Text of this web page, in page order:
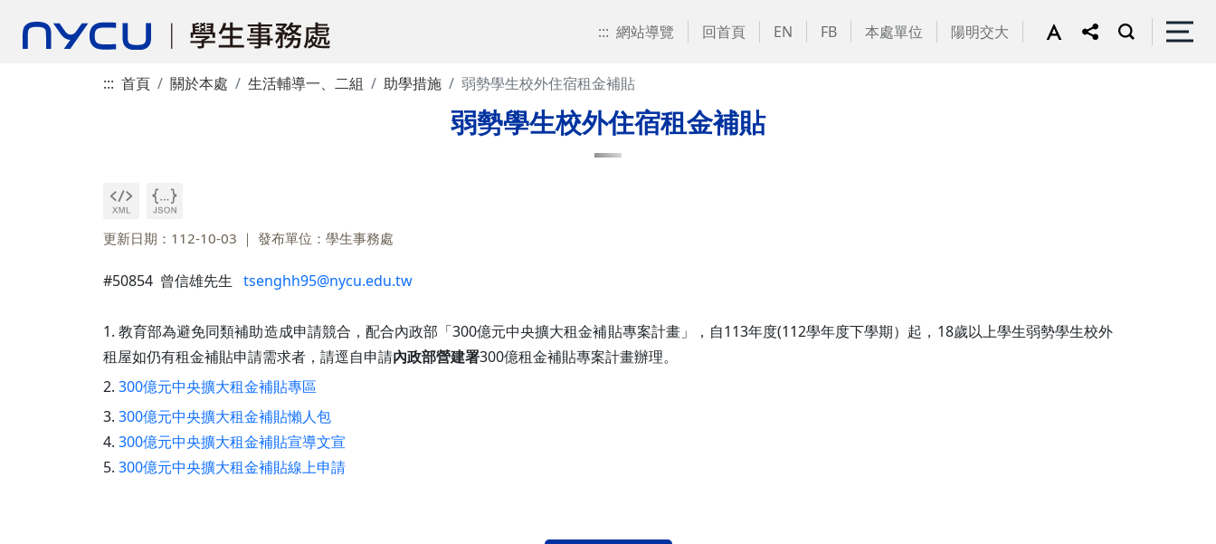
::: 網站導覽 回首頁 EN FB 本處單位 陽明交大
::: 首頁 關於本處 生活輔導一、二組 助學措施 弱勢學生校外住宿租金補貼
弱勢學生校外住宿租金補貼
更新日期：112-10-03 發布單位：學生事務處
#50854 曾信雄先生 tsenghh95@nycu.edu.tw
1. 教育部為避免同類補助造成申請競合，配合內政部「300億元中央擴大租金補貼專案計畫」，自113年度(112學年度下學期）起，18歲以上學生弱勢學生校外
租屋如仍有租金補貼申請需求者，請逕自申請內政部營建署300億租金補貼專案計畫辦理。
2. 300億元中央擴大租金補貼專區
3. 300億元中央擴大租金補貼懶人包
4. 300億元中央擴大租金補貼宣導文宣
5. 300億元中央擴大租金補貼線上申請